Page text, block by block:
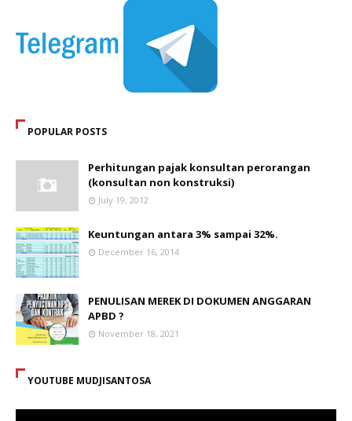
POPULAR POSTS
Perhitungan pajak konsultan perorangan
(konsultan non konstruksi)
July 19, 2012
Keuntungan antara 3% sampai 32%.
December 16, 2014
PENULISAN MEREK DI DOKUMEN ANGGARAN
APBD ?
November 18, 2021
YOUTUBE MUDJISANTOSA